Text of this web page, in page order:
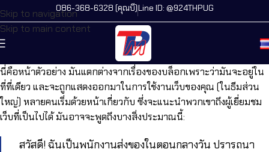
Skip to navigation
Skip to main content
086-368-6328 (คุณบี)Line ID: @924THPUG
นี่คือหน้าตัวอย่าง มันแตกต่างจากเรื่องของบล็อกเพราะว่ามันจะอยู่ใน
ที่ที่เดียว และจะถูกแสดงออกมาในการใช้งานเว็บของคุณ (ในธีมส่วน
ใหญ่) หลายคนเริ่มด้วยหน้าเกี่ยวกับ ซึ่งจะแนะนำพวกเขาถึงผู้เยี่ยมชม
เว็บที่เป็นไปได้ มันอาจจะพูดถึงบางสิ่งประมาณนี้:
สวัสดี! ฉันเป็นพนักงานส่งของในตอนกลางวัน ปรารถนา